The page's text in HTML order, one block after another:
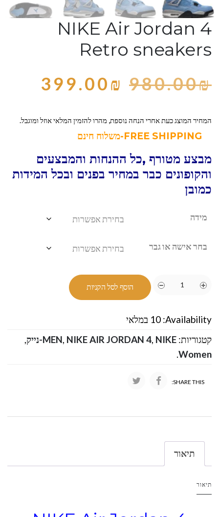
NIKE Air Jordan 4
Retro sneakers
980.00₪
399.00₪
המחיר המוצג כעת אחרי הנחה נוספת, מהרו להזמין המלאי אוזל ומוגבל.
מבצע מטורף ,כל ההנחות והמבצעים
והקופונים כבר במחיר בפנים ובכל המידות
כמובן
מידה
בחר אישה או גבר
הוסף לסל הקניות
Availability: 10 במלאי
קטגוריות:
MEN, NIKE AIR JORDAN 4, NIKE-נייק
,
Women
.
SHARE THIS:
תיאור
תיאור